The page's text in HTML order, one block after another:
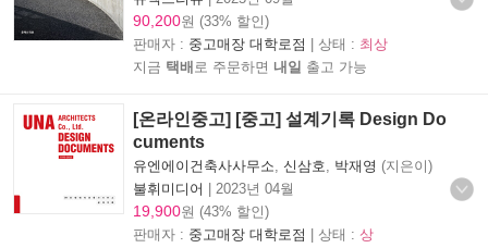
90,200원 (33% 할인)
판매자 : 중고매장 대학로점 | 상태 : 최상
지금 택배 로 주문하면 내일 출고 가능
[온라인중고] [중고] 설계기록 Design Do
cuments
유엔에이건축사사무소, 신삼호, 박재영 (지은이)
불휘미디어
2023년 04월
19,900원 (43% 할인)
판매자 : 중고매장 대학로점 | 상태 : 상